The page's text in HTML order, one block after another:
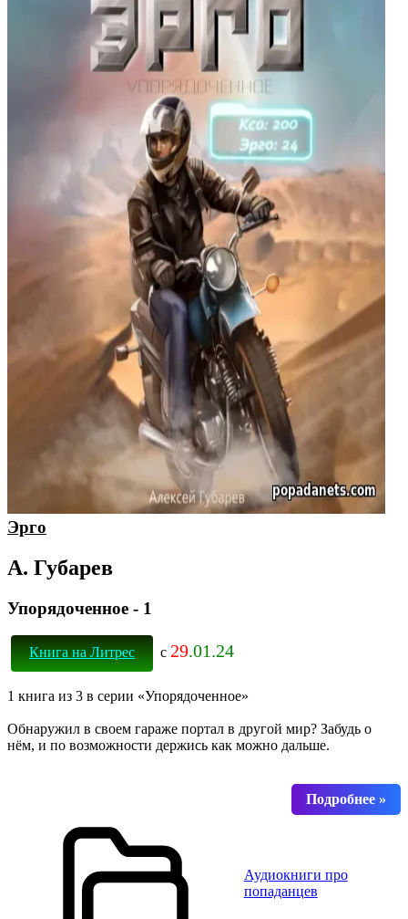
Эрго
А. Губарев
Упорядоченное - 1
Книга на Литрес с 29.01.24
1 книга из 3 в серии «Упорядоченное»
Обнаружил в своем гараже портал в другой мир? Забудь о
нём, и по возможности держись как можно дальше.
Аудиокниги про
попаданцев